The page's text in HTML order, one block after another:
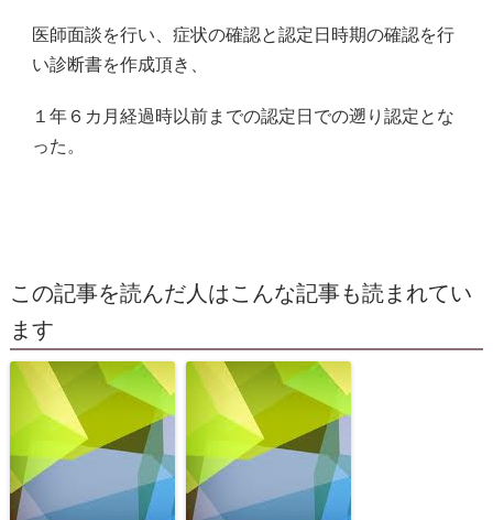
医師面談を行い、症状の確認と認定日時期の確認を行
い診断書を作成頂き
１年６カ月経過時以前までの認定日での遡り認定とな
った。
この記事を読んだ人はこんな記事も読まれてい
ます